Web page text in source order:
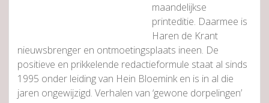
maandelijkse
printeditie. Daarmee is
Haren de Krant
nieuwsbrenger en ontmoetingsplaats ineen. De
positieve en prikkelende redactieformule staat al sinds
1995 onder leiding van Hein Bloemink en is in al die
jaren ongewijzigd. Verhalen van ‘gewone dorpelingen’